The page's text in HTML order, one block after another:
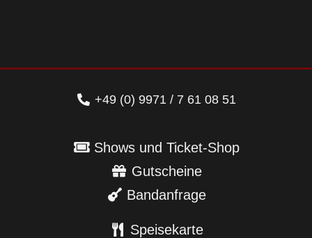
+49 (0) 9971 / 7 61 08 51
Shows und Ticket-Shop
Gutscheine
Bandanfrage
Speisekarte